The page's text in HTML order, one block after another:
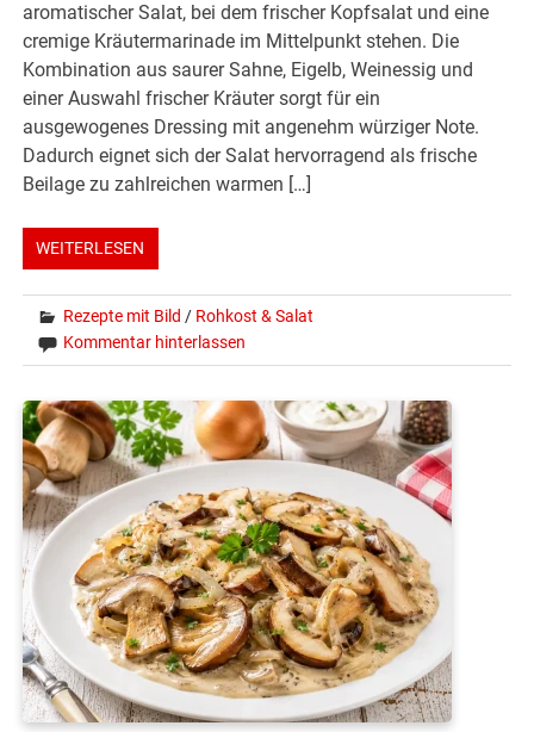
aromatischer Salat, bei dem frischer Kopfsalat und eine
cremige Kräutermarinade im Mittelpunkt stehen. Die
Kombination aus saurer Sahne, Eigelb, Weinessig und
einer Auswahl frischer Kräuter sorgt für ein
ausgewogenes Dressing mit angenehm würziger Note.
Dadurch eignet sich der Salat hervorragend als frische
Beilage zu zahlreichen warmen […]
WEITERLESEN
Rezepte mit Bild / Rohkost & Salat
Kommentar hinterlassen